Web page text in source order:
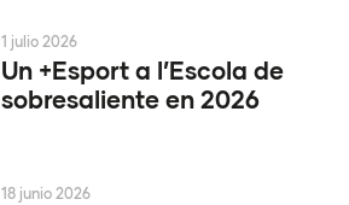
Un +Esport a l’Escola de
sobresaliente en 2026
1 julio 2026
18 junio 2026